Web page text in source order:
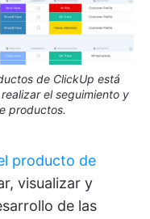
de ClickUp está
el seguimiento y
productos.
producto de
visualizar y
de las